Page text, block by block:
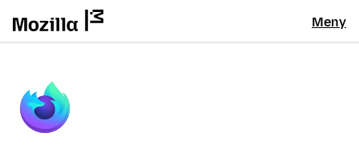
Meny